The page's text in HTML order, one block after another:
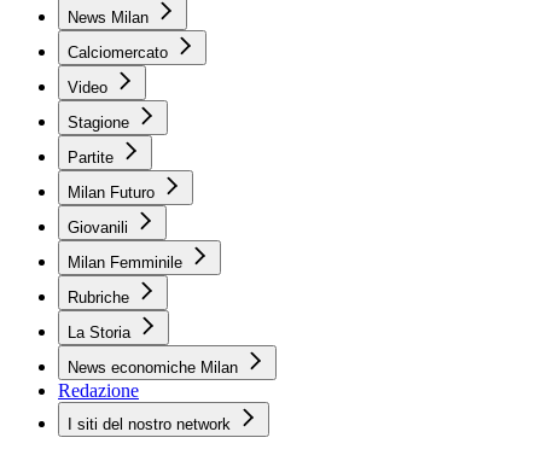
News Milan
Calciomercato
Video
Stagione
Partite
Milan Futuro
Giovanili
Milan Femminile
Rubriche
La Storia
News economiche Milan
Redazione
I siti del nostro network